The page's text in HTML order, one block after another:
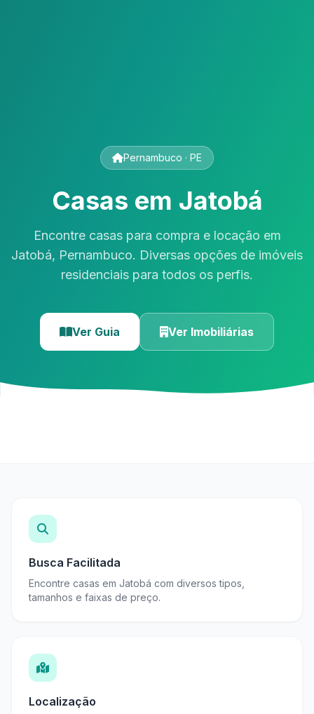
Pernambuco · PE
Casas em Jatobá
Encontre casas para compra e locação em
Jatobá, Pernambuco. Diversas opções de imóveis
residenciais para todos os perfis.
Ver Guia Ver Imobiliárias
Busca Facilitada
Encontre casas em Jatobá com diversos tipos,
tamanhos e faixas de preço.
Localização